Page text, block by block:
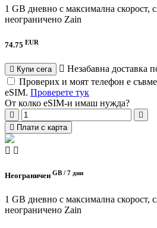
1 GB дневно с максимална скорост,
неограничено Zain
74.75 EUR
Купи сега
Незабавна доставка
Проверих и моят телефон е
eSIM. Проверете тук
От колко eSIM-и имаш нужда?
Плати с карта
Неограничен GB / 7 дни
1 GB дневно с максимална скорост,
неограничено Zain